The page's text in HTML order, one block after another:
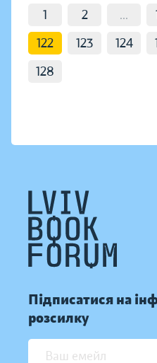
1 2 ...
122
123 124
128
Підписатися на
розсилку